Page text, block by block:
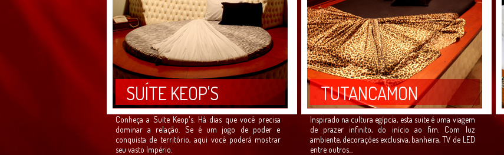
SUÍTE KEOP'S
Conheça a Suíte Keop's. Há dias que você precisa
dominar a relação. Se é um jogo de poder e
conquista de território, aqui você poderá mostrar
seu vasto Império.
TUTANCAMON
Inspirado na cultura egípcia, esta suite é uma viagem
de prazer infinito, do início ao fim. Com luz
ambiente, decorações exclusiva, banheira, TV de LED
entre outros...